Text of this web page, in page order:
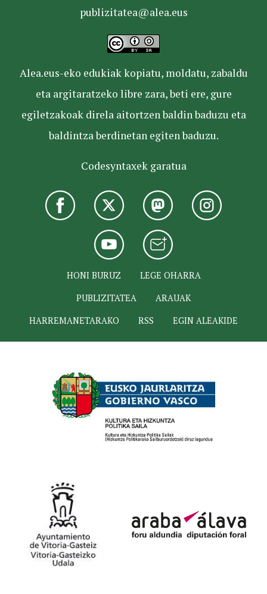
publizitatea@alea.eus
Alea.eus-eko edukiak kopiatu, moldatu, zabaldu
eta argitaratzeko libre zara, beti ere, gure
egiletzakoak direla aitortzen baldin baduzu eta
baldintza berdinetan egiten baduzu.
Codesyntaxek garatua
HONI BURUZ
LEGE OHARRA
PUBLIZITATEA
ARAUAK
HARREMANETARAKO
RSS EGIN ALEAKIDE